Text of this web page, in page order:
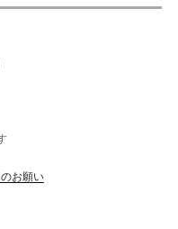
お願い